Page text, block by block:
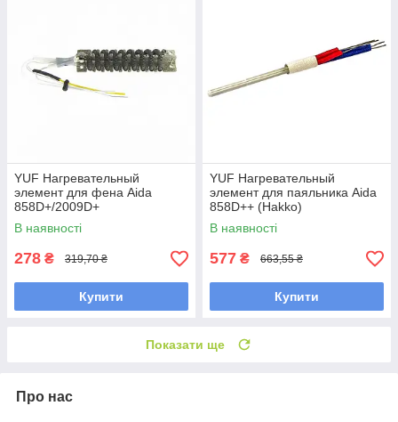
YUF Нагревательный
элемент для фена Aida
858D+/2009D+
В наявності
278 ₴ 319,70 ₴
Купити
YUF Нагревательный
элемент для паяльника Aida
858D++ (Hakko)
В наявності
577 ₴ 663,55 ₴
Купити
Показати ще
Про нас